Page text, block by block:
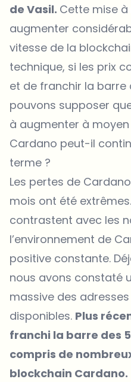
de Vasil. Cette mise à
augmenter
vitesse de la
technique, si les prix
et de franchir la barre
pouvons supposer
à augmenter à
Cardano peut-il
terme ?
Les pertes de
mois ont été
contrastent avec les
l’environnement de
positive constante.
nous avons constaté
massive des
disponibles. Plus
franchi la barre des
compris de
blockchain Cardano.